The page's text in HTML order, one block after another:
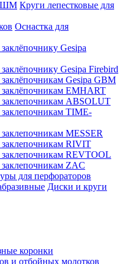
Круги лепестковые для
Оснастка для
Gesipa
Gesipa Firebird
заклёпочникам Gesipa GBM
заклёпочникам EMHART
заклепочникам ABSOLUT
заклепочникам TIME-
MESSER
заклепочникам RIVIT
заклепочникам REVTOOL
заклепочникам ZAC
для перфораторов
Диски и круги
коронки